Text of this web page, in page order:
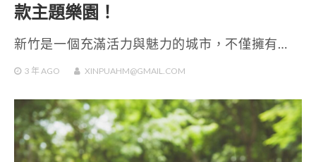
款主題樂園！
新竹是一個充滿活力與魅力的城市，不僅擁有…
3 年 AGO XINPUAHM@GMAIL.COM